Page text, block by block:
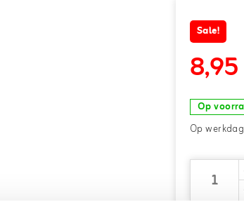
Sale!
8,95
Op
Op